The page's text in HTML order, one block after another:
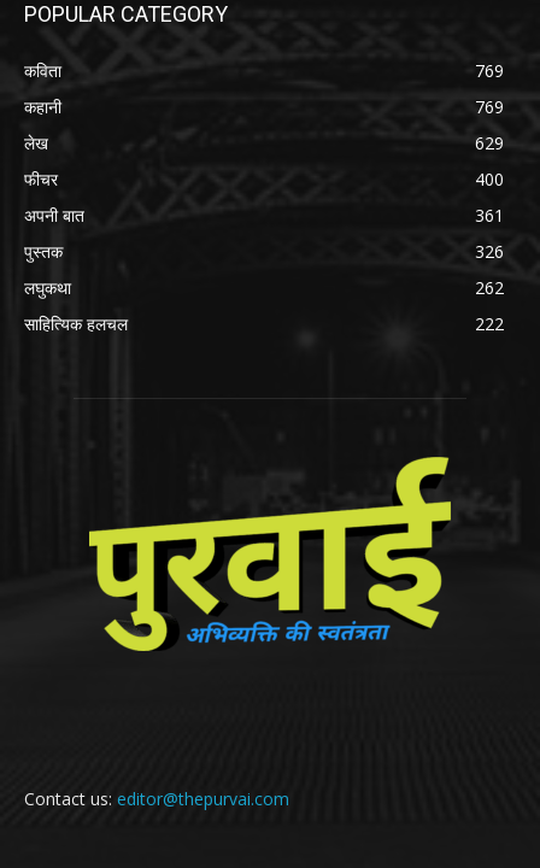
POPULAR CATEGORY
कविता
769
कहानी
769
लेख
629
फीचर
400
अपनी बात
361
पुस्तक
326
लघुकथा
262
साहित्यिक हलचल
222
Contact us: editor@thepurvai.com